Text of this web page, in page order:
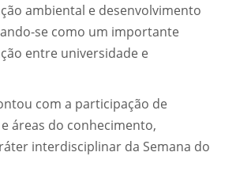
ambiental e desenvolvimento
se como um importante
entre universidade e
com a participação de
áreas do conhecimento,
interdisciplinar da Semana do